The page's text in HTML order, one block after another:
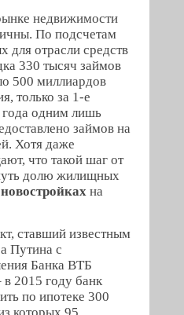
недвижимости
По подсчетам
для отрасли средств
330 тысяч займов
500 миллиардов
только за 1-е
одним лишь
займов на
Хотя даже
что такой шаг от
долю жилищных
на
ставший известным
Путина с
Банка ВТБ
2015 году банк
по ипотеке 300